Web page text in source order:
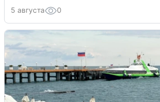
5 августа 0